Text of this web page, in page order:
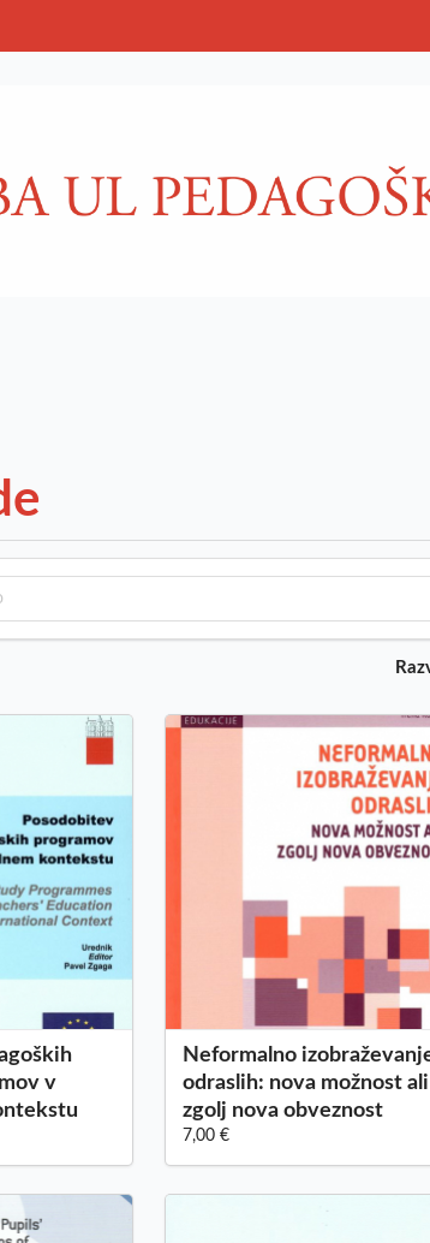
v
Neformalno
odraslih: nova možnost ali
zgolj nova obveznost
7,00 €